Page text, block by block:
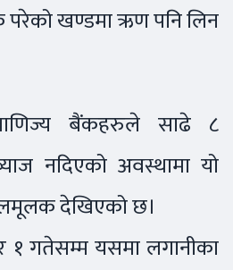
खण्डमा ऋण पनि लिन
बैंकहरुले साढे ८
नदिएको अवस्थामा यो
देखिएको छ।
१ गतेसम्म यसमा लगानीका